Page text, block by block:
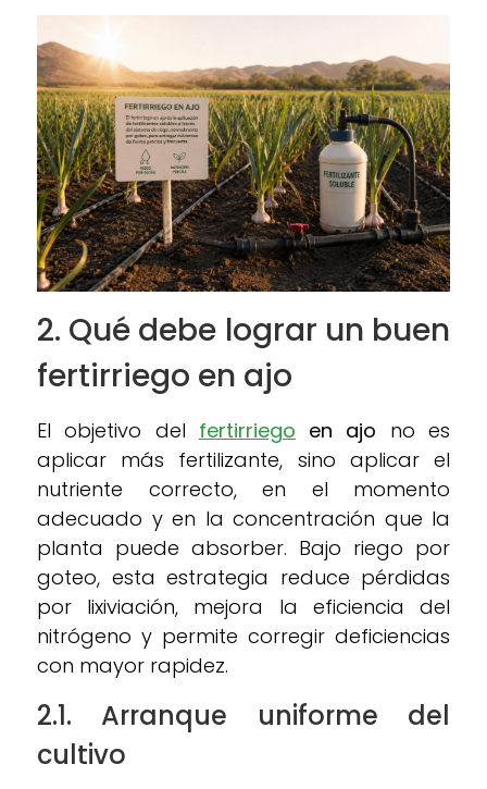
2. Qué debe lograr un buen
fertirriego en ajo
El objetivo del fertirriego en ajo no es
aplicar más fertilizante, sino aplicar el
nutriente correcto, en el momento
adecuado y en la concentración que la
planta puede absorber. Bajo riego por
goteo, esta estrategia reduce pérdidas
por lixiviación, mejora la eficiencia del
nitrógeno y permite corregir deficiencias
con mayor rapidez.
2.1. Arranque uniforme del
cultivo